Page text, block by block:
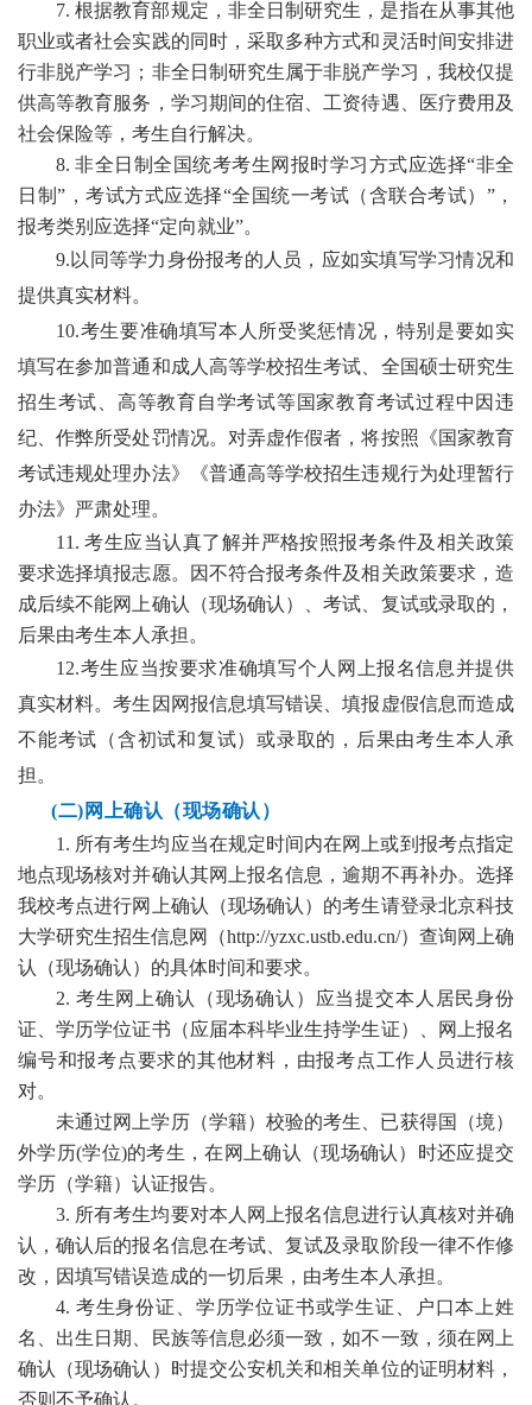
7. 根据教育部规定，非全日制研究生，是指在从事其他
职业或者社会实践的同时，采取多种方式和灵活时间安排进
行非脱产学习；非全日制研究生属于非脱产学习，我校仅提
供高等教育服务，学习期间的住宿、工资待遇、医疗费用及
社会保险等，考生自行解决。
8. 非全日制全国统考考生网报时学习方式应选择“非全
日制”，考试方式应选择“全国统一考试（含联合考试）”，
报考类别应选择“定向就业”。
9.以同等学力身份报考的人员，应如实填写学习情况和
提供真实材料。
10.考生要准确填写本人所受奖惩情况，特别是要如实
填写在参加普通和成人高等学校招生考试、全国硕士研究生
招生考试、高等教育自学考试等国家教育考试过程中因违
纪、作弊所受处罚情况。对弄虚作假者，将按照《国家教育
考试违规处理办法》《普通高等学校招生违规行为处理暂行
办法》严肃处理。
11. 考生应当认真了解并严格按照报考条件及相关政策
要求选择填报志愿。因不符合报考条件及相关政策要求，造
成后续不能网上确认（现场确认）、考试、复试或录取的，
后果由考生本人承担。
12.考生应当按要求准确填写个人网上报名信息并提供
真实材料。考生因网报信息填写错误、填报虚假信息而造成
不能考试（含初试和复试）或录取的，后果由考生本人承
担。
(二)网上确认（现场确认）
1. 所有考生均应当在规定时间内在网上或到报考点指定
地点现场核对并确认其网上报名信息，逾期不再补办。选择
我校考点进行网上确认（现场确认）的考生请登录北京科技
大学研究生招生信息网（http://yzxc.ustb.edu.cn/）查询网上确
认（现场确认）的具体时间和要求。
2. 考生网上确认（现场确认）应当提交本人居民身份
证、学历学位证书（应届本科毕业生持学生证）、网上报名
编号和报考点要求的其他材料，由报考点工作人员进行核
对。
未通过网上学历（学籍）校验的考生、已获得国（境）
外学历(学位)的考生，在网上确认（现场确认）时还应提交
学历（学籍）认证报告。
3. 所有考生均要对本人网上报名信息进行认真核对并确
认，确认后的报名信息在考试、复试及录取阶段一律不作修
改，因填写错误造成的一切后果，由考生本人承担。
4. 考生身份证、学历学位证书或学生证、户口本上姓
名、出生日期、民族等信息必须一致，如不一致，须在网上
确认（现场确认）时提交公安机关和相关单位的证明材料，
否则不予确认。